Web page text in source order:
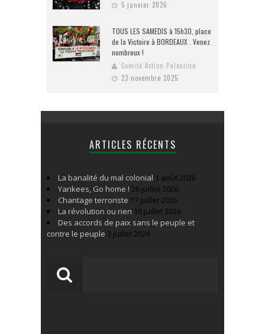
5 janvier 2026
TOUS LES SAMEDIS à 15h30, place
de la Victoire à BORDEAUX . Venez
nombreux !
Comité Action Palestine
23 novembre 2025
ARTICLES RÉCENTS
La banalité du mal colonial 1 août 2026
Yankees, Go home ! 26 juillet 2026
Chantage terroriste 17 juillet 2026
La révolution ou rien 10 juillet 2026
Des accords de paix sans le peuple et
contre le peuple 3 juillet 2026